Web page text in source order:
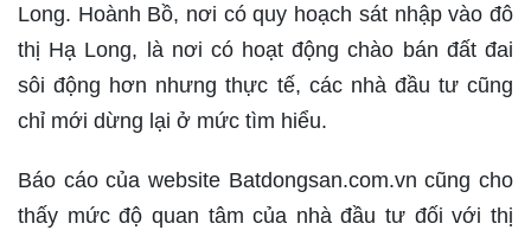
Long. Hoành Bồ, nơi có quy hoạch sát nhập vào đô
thị Hạ Long, là nơi có hoạt động chào bán đất đai
sôi động hơn nhưng thực tế, các nhà đầu tư cũng
chỉ mới dừng lại ở mức tìm hiểu.
Báo cáo của website Batdongsan.com.vn cũng cho
thấy mức độ quan tâm của nhà đầu tư đối với thị